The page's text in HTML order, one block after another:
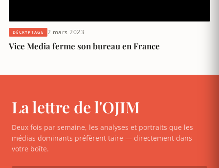
DÉCRYPTAGE 2 mars 2023
Vice Media ferme son bureau en France
La lettre de l'OJIM
Deux fois par semaine, les analyses et portraits que les
médias dominants préfèrent taire — directement dans
votre boîte.